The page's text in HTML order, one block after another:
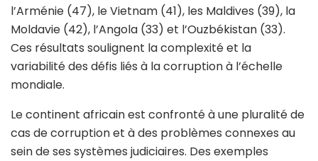
l’Arménie (47), le Vietnam (41), les Maldives (39), la
Moldavie (42), l’Angola (33) et l’Ouzbékistan (33).
Ces résultats soulignent la complexité et la
variabilité des défis liés à la corruption à l’échelle
mondiale.
Le continent africain est confronté à une pluralité de
cas de corruption et à des problèmes connexes au
sein de ses systèmes judiciaires. Des exemples